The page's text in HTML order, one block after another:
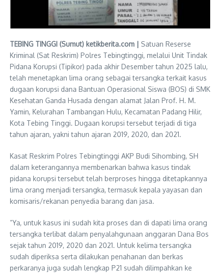
TEBING TINGGI (Sumut) ketikberita.com |
Satuan Reserse
Kriminal (Sat Reskrim) Polres Tebingtinggi, melalui Unit Tindak
Pidana Korupsi (Tipikor) pada akhir Desember tahun 2025 lalu,
telah menetapkan lima orang sebagai tersangka terkait kasus
dugaan korupsi dana Bantuan Operasional Siswa (BOS) di SMK
Kesehatan Ganda Husada dengan alamat Jalan Prof. H. M.
Yamin, Kelurahan Tambangan Hulu, Kecamatan Padang Hilir,
Kota Tebing Tinggi. Dugaan korupsi tersebut terjadi di tiga
tahun ajaran, yakni tahun ajaran 2019, 2020, dan 2021.
Kasat Reskrim Polres Tebingtinggi AKP Budi Sihombing, SH
dalam keterangannya membenarkan bahwa kasus tindak
pidana korupsi tersebut telah berproses hingga ditetapkannya
lima orang menjadi tersangka, termasuk kepala yayasan dan
komisaris/rekanan penyedia barang dan jasa.
”Ya, untuk kasus ini sudah kita proses dan di dapati lima orang
tersangka terlibat dalam penyalahgunaan anggaran Dana Bos
sejak tahun 2019, 2020 dan 2021. Untuk kelima tersangka
sudah diperiksa serta dilakukan penahanan dan berkas
perkaranya juga sudah lengkap P21 sudah dilimpahkan ke